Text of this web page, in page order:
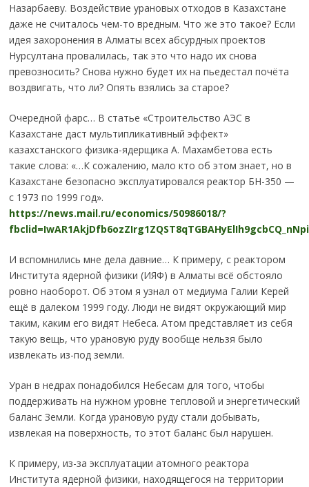
Назарбаеву. Воздействие урановых отходов в Казахстане
даже не считалось чем-то вредным. Что же это такое? Если
идея захоронения в Алматы всех абсурдных проектов
Нурсултана провалилась, так это что надо их снова
превозносить? Снова нужно будет их на пьедестал почёта
воздвигать, что ли? Опять взялись за старое?
Очередной фарс… В статье «Строительство АЭС в
Казахстане даст мультипликативный эффект»
казахстанского физика-ядерщика А. Махамбетова есть
такие слова: «…К сожалению, мало кто об этом знает, но в
Казахстане безопасно эксплуатировался реактор БН-350 —
с 1973 по 1999 год».
https://news.mail.ru/economics/50986018/?
И вспомнились мне дела давние… К примеру, с реактором
Института ядерной физики (ИЯФ) в Алматы всё обстояло
ровно наоборот. Об этом я узнал от медиума Галии Керей
ещё в далеком 1999 году. Люди не видят окружающий мир
таким, каким его видят Небеса. Атом представляет из себя
такую вещь, что урановую руду вообще нельзя было
извлекать из-под земли.
Уран в недрах понадобился Небесам для того, чтобы
поддерживать на нужном уровне тепловой и энергетический
баланс Земли. Когда урановую руду стали добывать,
извлекая на поверхность, то этот баланс был нарушен.
К примеру, из-за эксплуатации атомного реактора
Института ядерной физики, находящегося на территории